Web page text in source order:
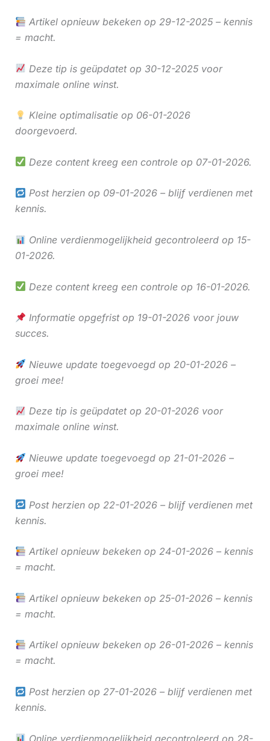
Artikel opnieuw bekeken op 29-12-2025 – kennis
= macht.
Deze tip is geüpdatet op 30-12-2025 voor
maximale online winst.
Kleine optimalisatie op 06-01-2026
doorgevoerd.
Deze content kreeg een controle op 07-01-2026.
Post herzien op 09-01-2026 – blijf verdienen met
kennis.
Online verdienmogelijkheid gecontroleerd op 15-
01-2026.
Deze content kreeg een controle op 16-01-2026.
Informatie opgefrist op 19-01-2026 voor jouw
succes.
Nieuwe update toegevoegd op 20-01-2026 –
groei mee!
Deze tip is geüpdatet op 20-01-2026 voor
maximale online winst.
Nieuwe update toegevoegd op 21-01-2026 –
groei mee!
Post herzien op 22-01-2026 – blijf verdienen met
kennis.
Artikel opnieuw bekeken op 24-01-2026 – kennis
= macht.
Artikel opnieuw bekeken op 25-01-2026 – kennis
= macht.
Artikel opnieuw bekeken op 26-01-2026 – kennis
= macht.
Post herzien op 27-01-2026 – blijf verdienen met
kennis.
Online verdienmogelijkheid gecontroleerd op 28-